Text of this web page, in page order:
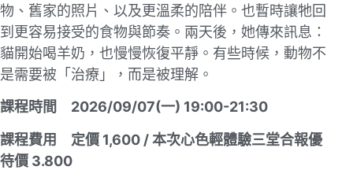
物、舊家的照⽚、以及更溫柔的陪伴。也暫時讓牠回
到更容易接受的食物與節奏。兩天後，她傳來訊息：
貓開始喝⽺奶，也慢慢恢復平靜。有些時候，動物不
是需要被「治療」，⽽是被理解。
課程時間 2026/09/07(一) 19:00-21:30
課程費用 定價 1,600 / 本次心色輕體驗三堂合報優
待價 3.800